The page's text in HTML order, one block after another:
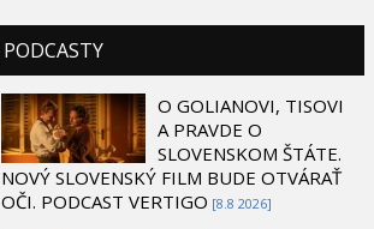
PODCASTY
O GOLIANOVI, TISOVI
A PRAVDE O
SLOVENSKOM ŠTÁTE.
NOVÝ SLOVENSKÝ FILM BUDE OTVÁRAŤ
OČI. PODCAST VERTIGO [8.8 2026]